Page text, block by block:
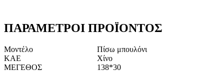
ΠΑΡΑΜΕΤΡΟΙ ΠΡΟΪΟΝΤΟΣ
Μοντέλο
Πίσω μπουλόνι
ΚΑΕ
Χίνο
ΜΕΓΕΘΟΣ
138*30